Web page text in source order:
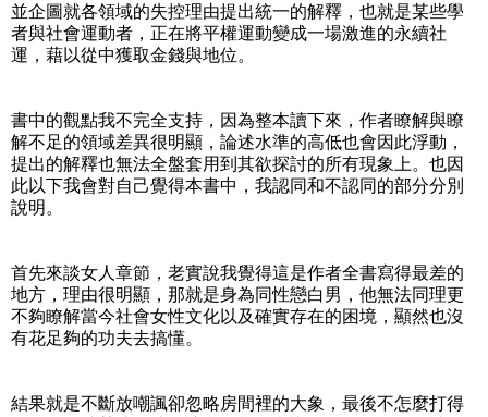
並企圖就各領域的失控理由提出統一的解釋，也就是某些學
者與社會運動者，正在將平權運動變成一場激進的永續社
運，藉以從中獲取金錢與地位。
書中的觀點我不完全支持，因為整本讀下來，作者瞭解與瞭
解不足的領域差異很明顯，論述水準的高低也會因此浮動，
提出的解釋也無法全盤套用到其欲探討的所有現象上。也因
此以下我會對自己覺得本書中，我認同和不認同的部分分別
說明。
首先來談女人章節，老實說我覺得這是作者全書寫得最差的
地方，理由很明顯，那就是身為同性戀白男，他無法同理更
不夠瞭解當今社會女性文化以及確實存在的困境，顯然也沒
有花足夠的功夫去搞懂。
結果就是不斷放嘲諷卻忽略房間裡的大象，最後不怎麼打得